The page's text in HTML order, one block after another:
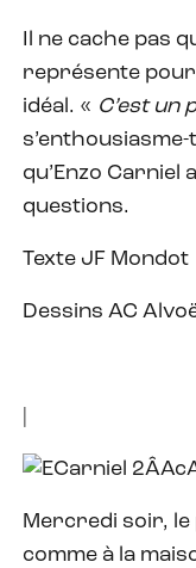
Il ne cache pas
représente
idéal. « C’est un
qu’Enzo Carniel
questions.
Texte JF Mondot
Dessins AC
Mercredi soir, le
comme à la